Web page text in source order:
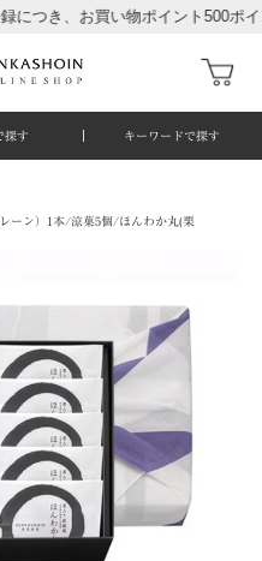
お買い物ポイント500ポイント進
探す キーワードで探す
ーン）1本/涼菓5個/ほんわか丸(栗